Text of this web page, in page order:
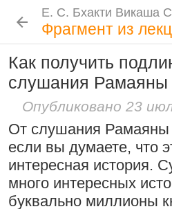
Е. С. Бхакти Викаша Свами
Лекции
Новые История
Рука в мешочке с
важна, чем шнур на
15:53 |
Индия
Е. С. Бхакти Викаша
Фрагмент из
Как получить
слушания Рамаяны
Опубликовано 23
От слушания Рамаяны
если вы думаете, что
интересная история.
много интересных
буквально миллионы
Е. С. Бхакти Викаша Свами
Цитаты Шрилы
Проповеднические
Шри Чайтаньей
6
Следовать по стопам
Е. С. Бхакти Викаша Свами
Фотоальбом
Шрила Прабхупада
Биография | Книги|
Лекции и беседы|
Бхакти Викаша
Биография|Книги|
Скачать все лекции
Подношения
Инициация
Общие стандарты|
Требования